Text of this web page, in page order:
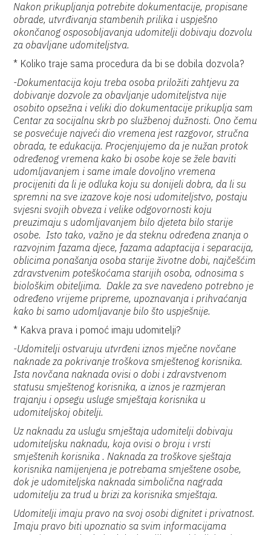
Nakon prikupljanja potrebite dokumentacije, propisane
obrade, utvrđivanja stambenih prilika i uspješno
okončanog osposobljavanja udomitelji dobivaju dozvolu
za obavljane udomiteljstva.
* Koliko traje sama procedura da bi se dobila dozvola?
-Dokumentacija koju treba osoba priložiti zahtjevu za
dobivanje dozvole za obavljanje udomiteljstva nije
osobito opsežna i veliki dio dokumentacije prikuplja sam
Centar za socijalnu skrb po službenoj dužnosti. Ono čemu
se posvećuje najveći dio vremena jest razgovor, stručna
obrada, te edukacija. Procjenjujemo da je nužan protok
određenog vremena kako bi osobe koje se žele baviti
udomljavanjem i same imale dovoljno vremena
procijeniti da li je odluka koju su donijeli dobra, da li su
spremni na sve izazove koje nosi udomiteljstvo, postaju
svjesni svojih obveza i velike odgovornosti koju
preuzimaju s udomljavanjem bilo djeteta bilo starije
osobe. Isto tako, važno je da steknu određena znanja o
razvojnim fazama djece, fazama adaptacija i separacija,
oblicima ponašanja osoba starije životne dobi, najčešćim
zdravstvenim poteškoćama starijih osoba, odnosima s
biološkim obiteljima. Dakle za sve navedeno potrebno je
određeno vrijeme pripreme, upoznavanja i prihvaćanja
kako bi samo udomljavanje bilo što uspješnije.
* Kakva prava i pomoć imaju udomitelji?
-Udomitelji ostvaruju utvrđeni iznos mječne novčane
naknade za pokrivanje troškova smještenog korisnika.
Ista novčana naknada ovisi o dobi i zdravstvenom
statusu smještenog korisnika, a iznos je razmjeran
trajanju i opsegu usluge smještaja korisnika u
udomiteljskoj obitelji.
Uz naknadu za uslugu smještaja udomitelji dobivaju
udomiteljsku naknadu, koja ovisi o broju i vrsti
smještenih korisnika . Naknada za troškove sještaja
korisnika namijenjena je potrebama smještene osobe,
dok je udomiteljska naknada simbolična nagrada
udomitelju za trud u brizi za korisnika smještaja.
Udomitelji imaju pravo na svoj osobi dignitet i privatnost.
Imaju pravo biti upoznatio sa svim informacijama